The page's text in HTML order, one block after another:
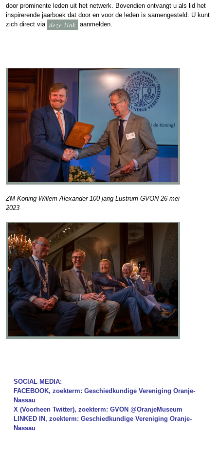
door prominente leden uit het netwerk. Bovendien ontvangt u als lid het
inspirerende jaarboek dat door en voor de leden is samengesteld. U kunt
zich direct via deze link aanmelden.
ZM Koning Willem Alexander 100 jarig Lustrum GVON 26 mei
2023
SOCIAL MEDIA:
FACEBOOK, zoekterm: Geschiedkundige Vereniging Oranje-
Nassau
X (Voorheen Twitter), zoekterm: GVON @OranjeMuseum
LINKED IN, zoekterm: Geschiedkundige Vereniging Oranje-
Nassau